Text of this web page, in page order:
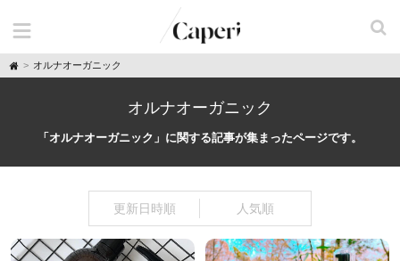
H
o
オルナオーガニック
オルナオーガニック
「オルナオーガニック」に関する記事が集まったページです。
更新日時順 人気順